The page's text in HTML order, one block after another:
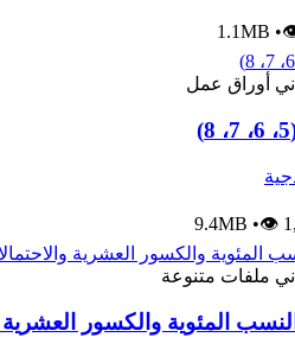
1.1MB •
أوراق عمل
9.4MB •👁
ملفات متنوعة
المئوية والكسور العشرية